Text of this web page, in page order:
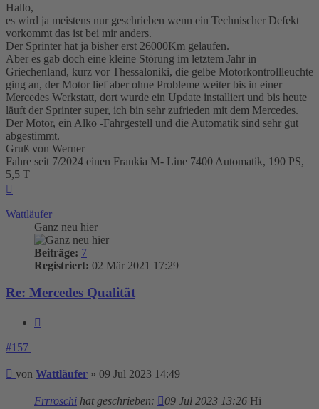
Hallo,
es wird ja meistens nur geschrieben wenn ein Technischer Defekt
vorkommt das ist bei mir anders.
Der Sprinter hat ja bisher erst 26000Km gelaufen.
Aber es gab doch eine kleine Störung im letztem Jahr in
Griechenland, kurz vor Thessaloniki, die gelbe Motorkontrollleuchte
ging an, der Motor lief aber ohne Probleme weiter bis in einer
Mercedes Werkstatt, dort wurde ein Update installiert und bis heute
läuft der Sprinter super, ich bin sehr zufrieden mit dem Mercedes.
Der Motor, ein Alko -Fahrgestell und die Automatik sind sehr gut
abgestimmt.
Gruß von Werner
Fahre seit 7/2024 einen Frankia M- Line 7400 Automatik, 190 PS,
5,5 T
Wattläufer
Ganz neu hier
Beiträge: 7
Registriert: 02 Mär 2021 17:29
Re: Mercedes Qualität
#157
Beitrag
von Wattläufer » 09 Jul 2023 14:49
Frrroschi hat geschrieben: 09 Jul 2023 13:26 Hi